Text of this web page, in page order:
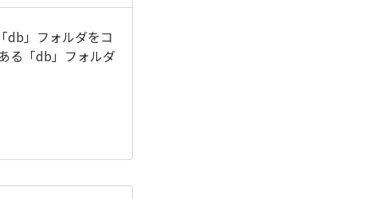
db」フォルダをコ
る「db」フォルダ